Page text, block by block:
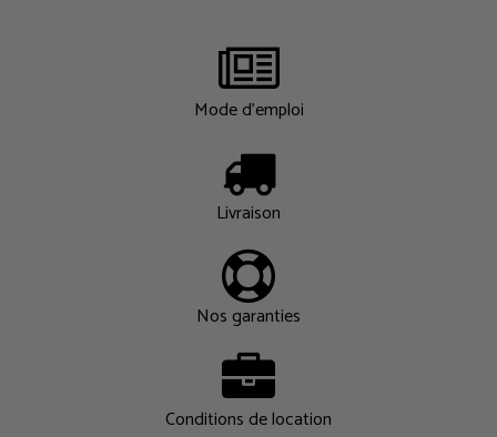
Mode d'emploi
Livraison
Nos garanties
Conditions de location